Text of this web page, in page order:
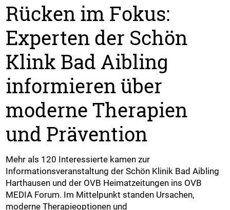
Rücken im Fokus:
Experten der Schön
Klink Bad Aibling
informieren über
moderne Therapien
und Prävention
Mehr als 120 Interessierte kamen zur
Informationsveranstaltung der Schön Klinik Bad Aibling
Harthausen und der OVB Heimatzeitungen ins OVB
MEDIA Forum. Im Mittelpunkt standen Ursachen,
moderne Therapieoptionen und